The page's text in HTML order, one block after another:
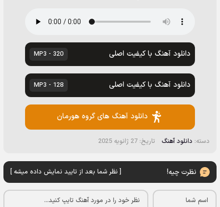
دانلود آهنگ با کیفیت اصلی 320 - MP3
دانلود آهنگ با کیفیت اصلی 128 - MP3
دانلود آهنگ های گروه هورمان
دسته: دانلود آهنگ تاریخ: 27 ژانویه 2025
نظرت چیه! [ نظر شما بعد از تایید نمایش داده میشه ]